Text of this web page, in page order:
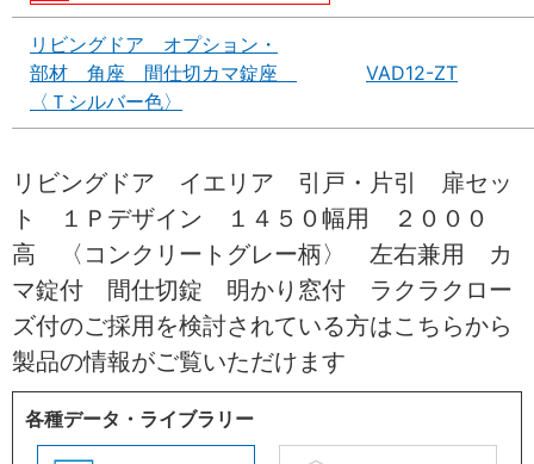
リビングドア オプション・
部材 角座 間仕切カマ錠座
〈Ｔシルバー色〉
VAD12-ZT
リビングドア イエリア 引戸・片引 扉セッ
ト １Ｐデザイン １４５０幅用 ２０００
高 〈コンクリートグレー柄〉 左右兼用 カ
マ錠付 間仕切錠 明かり窓付 ラクラクロー
ズ付のご採用を検討されている方はこちらから
製品の情報がご覧いただけます
各種データ・ライブラリー